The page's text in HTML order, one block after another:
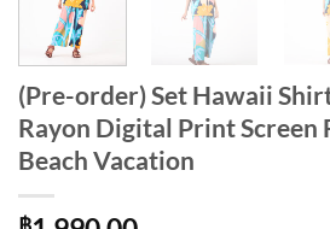
(Pre-order) Set Hawaii
Rayon Digital Print Screen
Beach Vacation